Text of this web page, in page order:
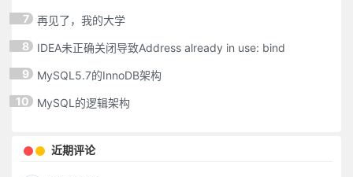
7 再见了，我的大学
8
IDEA未正确关闭导致Address already in use: bind
9
MySQL5.7的InnoDB架构
10
MySQL的逻辑架构
近期评论